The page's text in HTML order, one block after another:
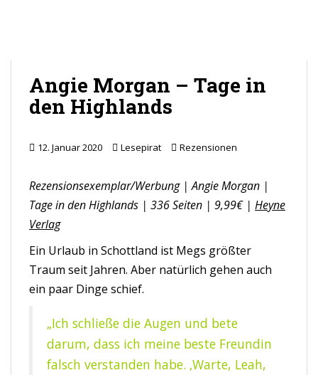
Angie Morgan – Tage in
den Highlands
12. Januar 2020 Lesepirat Rezensionen
Rezensionsexemplar/Werbung | Angie Morgan |
Tage in den Highlands | 336 Seiten | 9,99€ | Heyne
Verlag
Ein Urlaub in Schottland ist Megs größter
Traum seit Jahren. Aber natürlich gehen auch
ein paar Dinge schief.
„Ich schließe die Augen und bete
darum, dass ich meine beste Freundin
falsch verstanden habe. ‚Warte, Leah,